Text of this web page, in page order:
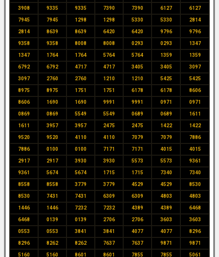
3908 9335 9335 7390 7390 6127 6127
7945 7945 1298 1298 5330 5330 2814
2814 8639 8639 6420 6420 9796 9796
9358 9358 8008 8008 0293 0293 1347
1347 1764 1764 5764 5764 1359 1359
6792 6792 4717 4717 3405 3405 3097
3097 2760 2760 1210 1210 5425 5425
8975 8975 1751 1751 6178 6178 8606
8606 1690 1690 9991 9991 0971 0971
0869 0869 5549 5549 0689 0689 1611
1611 3957 3957 2475 2475 1422 1422
9520 9520 4110 4110 7079 7079 7886
7886 0100 0100 7171 7171 4015 4015
2917 2917 3930 3930 5573 5573 9361
9361 5674 5674 1715 1715 7340 7340
8558 8558 3779 3779 4529 4529 8530
8530 7431 7431 6309 6309 4803 4803
1446 1446 7232 7232 4389 4389 6468
6468 0139 0139 2706 2706 3603 3603
0553 0553 3841 3841 4077 4077 8296
8296 8262 8262 7637 7637 9871 9871
5160 5160 8601 8601 7855 7855 5061